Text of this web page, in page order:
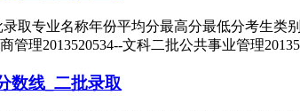
取专业名称年份平均分最高分最低分考生类
管理2013520534--文科二批公共事业管理
数线_二批录取